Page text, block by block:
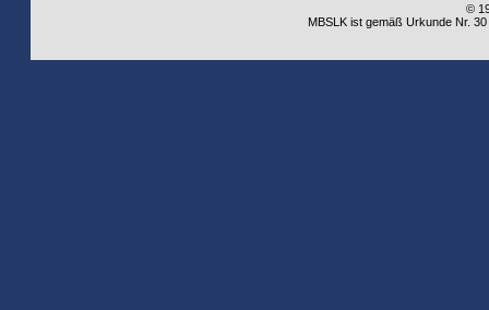
©
MBSLK ist gemäß Urkunde Nr.